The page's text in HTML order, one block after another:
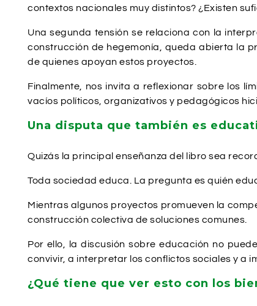
contextos nacionales muy distintos? ¿Existen
Una segunda tensión se relaciona con la
construcción de hegemonía, queda abierta la
de quienes apoyan estos proyectos.
Finalmente, nos invita a reflexionar sobre los
vacíos políticos, organizativos y pedagógicos
Una disputa que también es
Quizás la principal enseñanza del libro sea
Toda sociedad educa. La pregunta es quién
Mientras algunos proyectos promueven la
construcción colectiva de soluciones comunes.
Por ello, la discusión sobre educación no
convivir, a interpretar los conflictos sociales y a
¿Qué tiene que ver esto con los